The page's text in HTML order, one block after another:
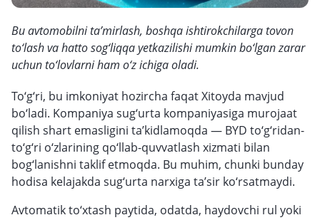
Bu avtomobilni ta’mirlash, boshqa ishtirokchilarga tovon
to‘lash va hatto sog‘liqqa yetkazilishi mumkin bo‘lgan zarar
uchun to‘lovlarni ham o‘z ichiga oladi.
To‘g‘ri, bu imkoniyat hozircha faqat Xitoyda mavjud
bo‘ladi. Kompaniya sug‘urta kompaniyasiga murojaat
qilish shart emasligini ta’kidlamoqda — BYD to‘g‘ridan-
to‘g‘ri o‘zlarining qo‘llab-quvvatlash xizmati bilan
bog‘lanishni taklif etmoqda. Bu muhim, chunki bunday
hodisa kelajakda sug‘urta narxiga ta’sir ko‘rsatmaydi.
Avtomatik to‘xtash paytida, odatda, haydovchi rul yoki